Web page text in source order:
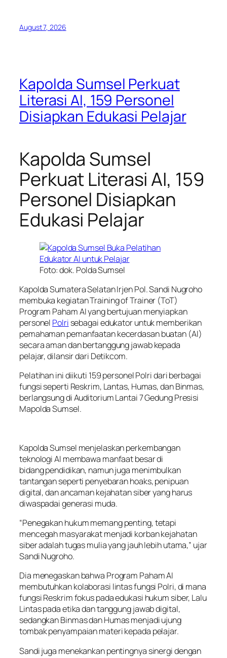
August 7, 2026
Kapolda Sumsel Perkuat
Literasi AI, 159 Personel
Disiapkan Edukasi Pelajar
Kapolda Sumsel
Perkuat Literasi AI, 159
Personel Disiapkan
Edukasi Pelajar
Foto: dok. Polda Sumsel
Kapolda Sumatera Selatan Irjen Pol. Sandi Nugroho
membuka kegiatan Training of Trainer (ToT)
Program Paham AI yang bertujuan menyiapkan
personel Polri sebagai edukator untuk memberikan
pemahaman pemanfaatan kecerdasan buatan (AI)
secara aman dan bertanggung jawab kepada
pelajar, dilansir dari Detikcom.
Pelatihan ini diikuti 159 personel Polri dari berbagai
fungsi seperti Reskrim, Lantas, Humas, dan Binmas,
berlangsung di Auditorium Lantai 7 Gedung Presisi
Mapolda Sumsel.
Kapolda Sumsel menjelaskan perkembangan
teknologi AI membawa manfaat besar di
bidang pendidikan, namun juga menimbulkan
tantangan seperti penyebaran hoaks, penipuan
digital, dan ancaman kejahatan siber yang harus
diwaspadai generasi muda.
“Penegakan hukum memang penting, tetapi
mencegah masyarakat menjadi korban kejahatan
siber adalah tugas mulia yang jauh lebih utama,” ujar
Sandi Nugroho.
Dia menegaskan bahwa Program Paham AI
membutuhkan kolaborasi lintas fungsi Polri, di mana
fungsi Reskrim fokus pada edukasi hukum siber, Lalu
Lintas pada etika dan tanggung jawab digital,
sedangkan Binmas dan Humas menjadi ujung
tombak penyampaian materi kepada pelajar.
Sandi juga menekankan pentingnya sinergi dengan